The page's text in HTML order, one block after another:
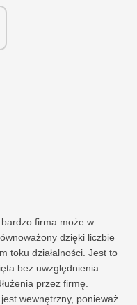
firma może w
dzięki liczbie
toku działalności. Jest to
bez uwzględnienia
przez firmę.
wewnętrzny, ponieważ